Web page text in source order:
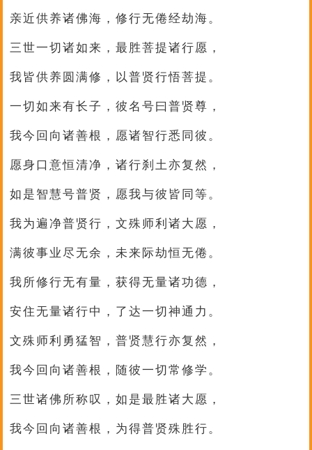
亲近供养诸佛海，修行无倦经劫海。
三世一切诸如来，最胜菩提诸行愿，
我皆供养圆满修，以普贤行悟菩提。
一切如来有长子，彼名号曰普贤尊，
我今回向诸善根，愿诸智行悉同彼。
愿身口意恒清净，诸行刹土亦复然，
如是智慧号普贤，愿我与彼皆同等。
我为遍净普贤行，文殊师利诸大愿，
满彼事业尽无余，未来际劫恒无倦。
我所修行无有量，获得无量诸功德，
安住无量诸行中，了达一切神通力。
文殊师利勇猛智，普贤慧行亦复然，
我今回向诸善根，随彼一切常修学。
三世诸佛所称叹，如是最胜诸大愿，
我今回向诸善根，为得普贤殊胜行。